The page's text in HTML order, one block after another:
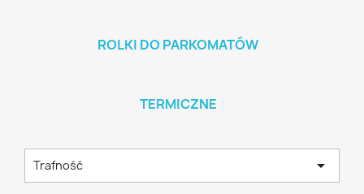
ROLKI DO PARKOMATÓW
TERMICZNE
Trafność 